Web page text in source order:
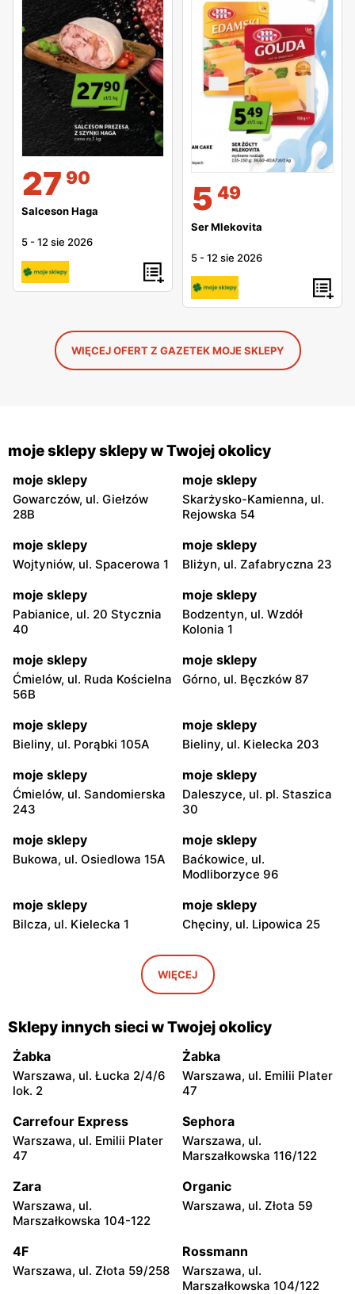
27 90
Salceson Haga
5 -12 sie 2026
5 49
Ser Mlekovita
5 -12 sie 2026
WIĘCEJ OFERT Z GAZETEK MOJE SKLEPY
moje sklepy sklepy w Twojej okolicy
moje sklepy
Gowarczów, ul. Giełzów
28B
moje sklepy
Skarżysko-Kamienna, ul.
Rejowska 54
moje sklepy
Wojtyniów, ul. Spacerowa 1
moje sklepy
Bliżyn, ul. Zafabryczna 23
moje sklepy
Pabianice, ul. 20 Stycznia
40
moje sklepy
Bodzentyn, ul. Wzdół
Kolonia 1
moje sklepy
Ćmielów, ul. Ruda Kościelna
56B
moje sklepy
Górno, ul. Bęczków 87
moje sklepy
Bieliny, ul. Porąbki 105A
moje sklepy
Bieliny, ul. Kielecka 203
moje sklepy
Ćmielów, ul. Sandomierska
243
moje sklepy
Daleszyce, ul. pl. Staszica
30
moje sklepy
Bukowa, ul. Osiedlowa 15A
moje sklepy
Baćkowice, ul.
Modliborzyce 96
moje sklepy
Bilcza, ul. Kielecka 1
moje sklepy
Chęciny, ul. Lipowica 25
Iwaniska, ul. Ujazdowska 5
moje sklepy
Bogoria, ul. Rynek 30
Gorzyce, ul. Szkolna 44 Grębów, ul. Wydrza 180
moje sklepy
Jadachy, ul. Jadachy 111
moje sklepy
Jeżowe, ul. Zalesie 77
Kazimierza Wielka, ul.
Kolejowa 15
Kamień, ul. Błonie 23
Górki, ul. Górki 71
Gumniska, ul. Gumniska
157C
Iwierzyce, ul. Iwierzyce
152A
Tczew, ul. Franciszka Żwirki
61
WIĘCEJ
Sklepy innych sieci w Twojej okolicy
Żabka
Warszawa, ul. Łucka 2/4/6
lok. 2
Żabka
Warszawa, ul. Emilii Plater
47
Carrefour Express
Warszawa, ul. Emilii Plater
47
Sephora
Warszawa, ul.
Marszałkowska 116/122
Zara
Warszawa, ul.
Marszałkowska 104-122
Organic
Warszawa, ul. Złota 59
4F
Warszawa, ul. Złota 59/258
Rossmann
Warszawa, ul.
Marszałkowska 104/122